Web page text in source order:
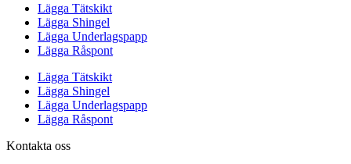
Lägga Tätskikt
Lägga Shingel
Lägga Underlagspapp
Lägga Råspont
Lägga Tätskikt
Lägga Shingel
Lägga Underlagspapp
Lägga Råspont
Kontakta oss